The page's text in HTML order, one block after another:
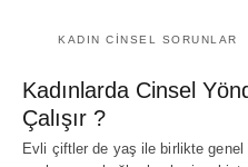
KADIN CINSEL SORUNLAR
Kadınlarda Cinsel
Çalışır ?
Evli çiftler de yaş ile birlikte genel